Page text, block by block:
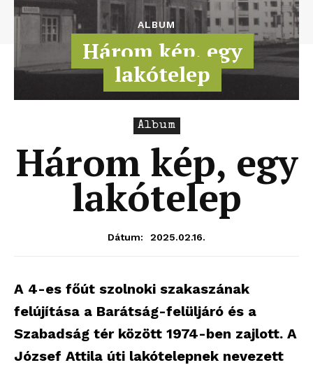
ALBUM
Három kép, egy
lakótelep
Album
Három kép, egy
lakótelep
Dátum: 2025.02.16.
A 4-es főút szolnoki szakaszának
felújítása a Barátság-felüljáró és a
Szabadság tér között 1974-ben zajlott. A
József Attila úti lakótelepnek nevezett